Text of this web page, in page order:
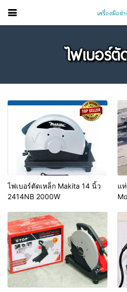
ไฟเบอร์ตั
ไฟเบอร์ตัดเหล็ก Makita 14 นิ้ว
2414NB 2000W
แ